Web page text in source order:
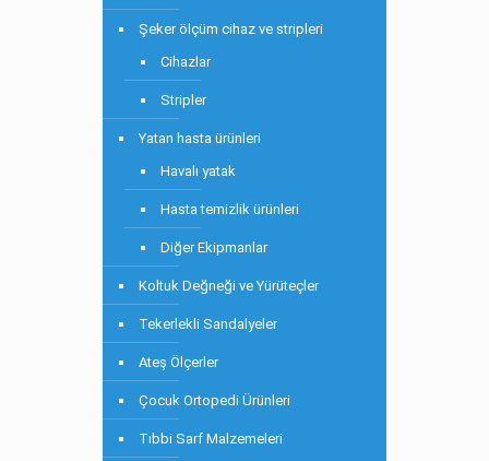
Şeker ölçüm cihaz ve stripleri
Cihazlar
Stripler
Yatan hasta ürünleri
Havalı yatak
Hasta temizlik ürünleri
Diğer Ekipmanlar
Koltuk Değneği ve Yürüteçler
Tekerlekli Sandalyeler
Ateş Ölçerler
Çocuk Ortopedi Ürünleri
Tıbbi Sarf Malzemeleri